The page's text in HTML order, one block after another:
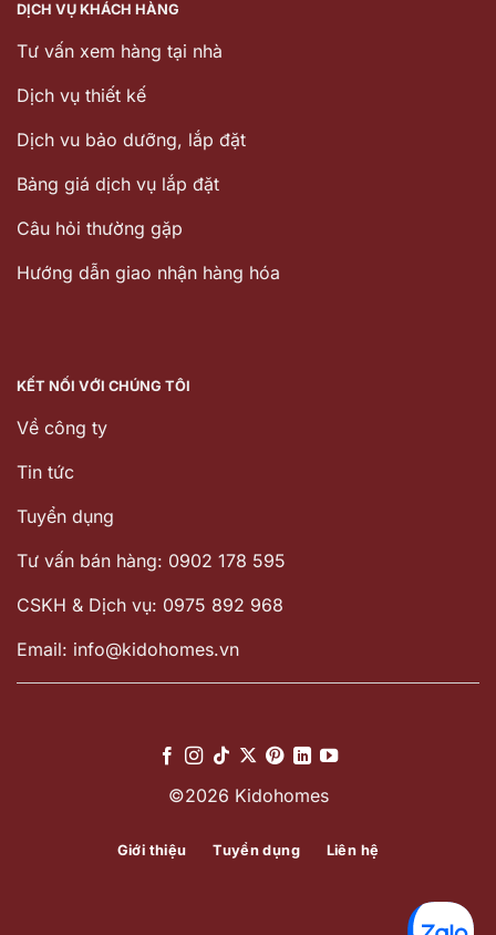
DỊCH VỤ KHÁCH HÀNG
Tư vấn xem hàng tại nhà
Dịch vụ thiết kế
Dịch vu bảo dưỡng, lắp đặt
Bảng giá dịch vụ lắp đặt
Câu hỏi thường gặp
Hướng dẫn giao nhận hàng hóa
KẾT NỐI VỚI CHÚNG TÔI
Về công ty
Tin tức
Tuyển dụng
Tư vấn bán hàng: 0902 178 595
CSKH & Dịch vụ: 0975 892 968
Email: info@kidohomes.vn
©2026 Kidohomes
Giới thiệu Tuyển dụng Liên hệ